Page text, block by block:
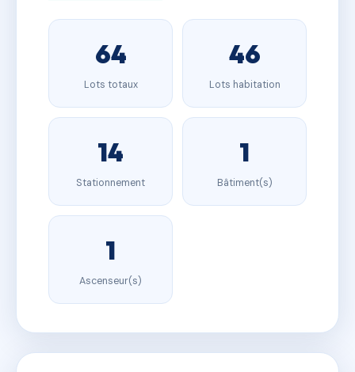
64
Lots totaux
46
Lots habitation
14
Stationnement
1
Bâtiment(s)
1
Ascenseur(s)